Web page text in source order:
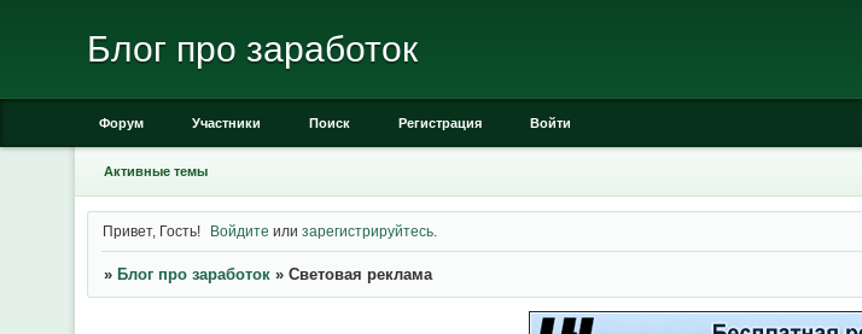
Блог про заработок
Форум Участники Поиск Регистрация Войти
Активные темы
Привет, Гость! Войдите илизарегистрируйтесь
» Блог про заработок » Световая реклама